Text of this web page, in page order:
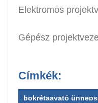
Elektromos
Gépész
Címkék:
bokrétaavató